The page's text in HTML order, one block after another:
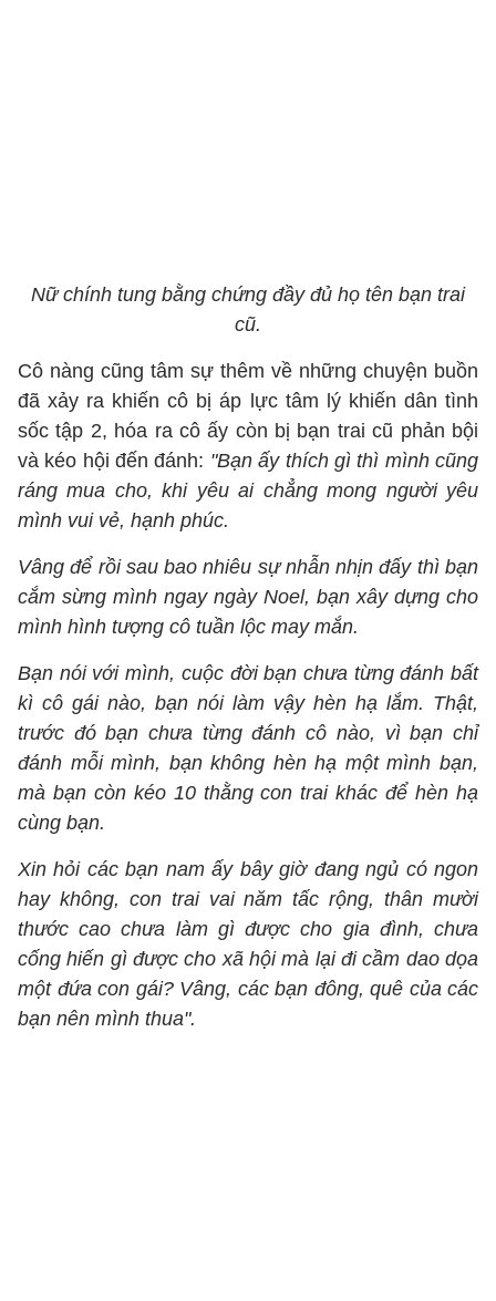
Nữ chính tung bằng chứng đầy đủ họ tên bạn trai
cũ.
Cô nàng cũng tâm sự thêm về những chuyện buồn
đã xảy ra khiến cô bị áp lực tâm lý khiến dân tình
sốc tập 2, hóa ra cô ấy còn bị bạn trai cũ phản bội
và kéo hội đến đánh: "Bạn ấy thích gì thì mình cũng
ráng mua cho, khi yêu ai chẳng mong người yêu
mình vui vẻ, hạnh phúc.
Vâng để rồi sau bao nhiêu sự nhẫn nhịn đấy thì bạn
cắm sừng mình ngay ngày Noel, bạn xây dựng cho
mình hình tượng cô tuần lộc may mắn.
Bạn nói với mình, cuộc đời bạn chưa từng đánh bất
kì cô gái nào, bạn nói làm vậy hèn hạ lắm. Thật,
trước đó bạn chưa từng đánh cô nào, vì bạn chỉ
đánh mỗi mình, bạn không hèn hạ một mình bạn,
mà bạn còn kéo 10 thằng con trai khác để hèn hạ
cùng bạn.
Xin hỏi các bạn nam ấy bây giờ đang ngủ có ngon
hay không, con trai vai năm tấc rộng, thân mười
thước cao chưa làm gì được cho gia đình, chưa
cống hiến gì được cho xã hội mà lại đi cầm dao dọa
một đứa con gái? Vâng, các bạn đông, quê của các
bạn nên mình thua".